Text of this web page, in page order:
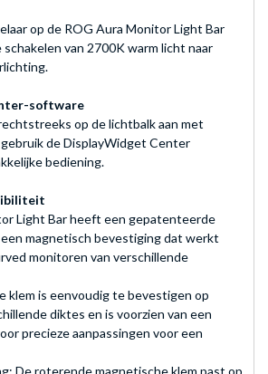
op de ROG Aura Monitor Light Bar
van 2700K warm licht naar
software
op de lichtbalk aan met
de DisplayWidget Center
bediening.
Light Bar heeft een gepatenteerde
magnetisch bevestiging dat werkt
monitoren van verschillende
klem is eenvoudig te bevestigen op
diktes en is voorzien van een
precieze aanpassingen voor een
De roterende magnetische klem past op